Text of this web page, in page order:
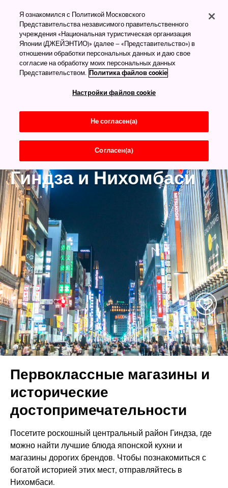
Город Токио
Гиндза и Нихомбаси
Первоклассные магазины и
исторические
достопримечательности
Посетите роскошный центральный район Гиндза, где
можно найти лучшие блюда японской кухни и
магазины дорогих брендов. Чтобы познакомиться с
богатой историей этих мест, отправляйтесь в
Нихомбаси.
Я ознакомился с Политикой Московского
Представительства независимого правительственного
учреждения «Национальная туристическая организация
Японии (ДЖЕЙЭНТИО)» (далее – «Представительство») в
отношении обработки персональных данных и даю свое
согласие на обработку моих персональных данных
Представительством. Политика файлов cookie
Настройки файлов cookie
Не согласен(а)
Согласен(а)